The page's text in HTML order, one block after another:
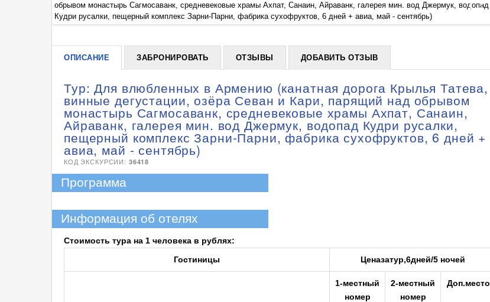
+
обрывом монастырь Сагмосаванк, средневековые храмы Ахпат, Санаин, Айраванк, галерея мин. вод Джермук, водопад
Кудри русалки, пещерный комплекс Зарни-Парни, фабрика сухофруктов, 6 дней + авиа, май - сентябрь)
ОПИСАНИЕ ЗАБРОНИРОВАТЬ ОТЗЫВЫ ДОБАВИТЬ ОТЗЫВ
Тур: Для влюбленных в Армению (канатная дорога Крылья Татева,
винные дегустации, озёра Севан и Кари, парящий над обрывом
монастырь Сагмосаванк, средневековые храмы Ахпат, Санаин,
Айраванк, галерея мин. вод Джермук, водопад Кудри русалки,
пещерный комплекс Зарни-Парни, фабрика сухофруктов, 6 дней +
авиа, май - сентябрь)
КОД ЭКСКУРСИИ: 36418
Программа
Информация об отелях
Стоимость тура на 1 человека в рублях:
Гостиницы
Ценазатур,6дней/5ночей
1-местный
номер
2-местный
номер
Доп.место